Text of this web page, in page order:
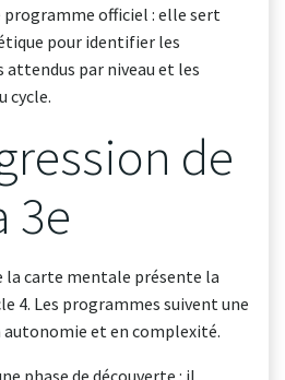
programme officiel : elle sert
pour identifier les
attendus par niveau et les
cycle.
de
3e
la carte mentale présente la
4. Les programmes suivent une
et en complexité.